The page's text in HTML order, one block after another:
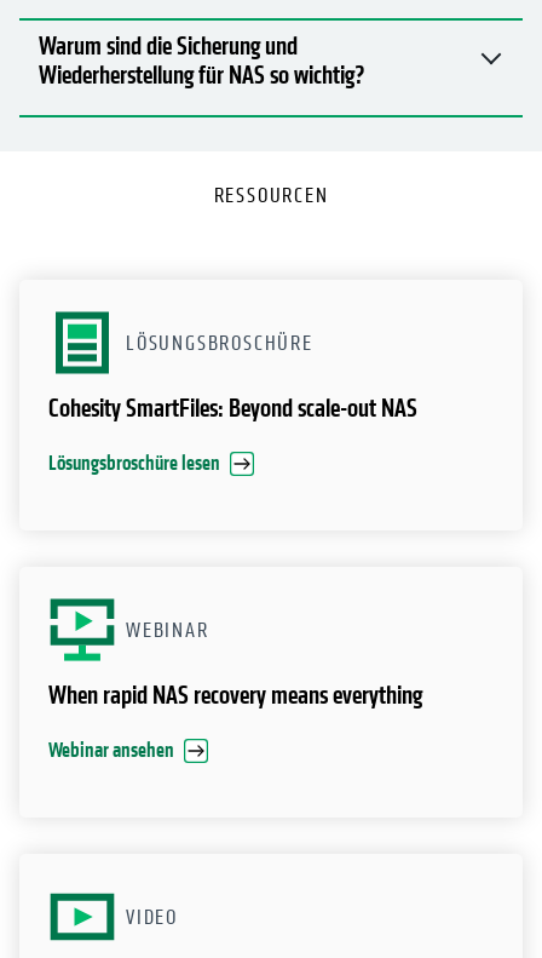
Warum sind die Sicherung und
Wiederherstellung für NAS so wichtig?
RESSOURCEN
LÖSUNGSBROSCHÜRE
Cohesity SmartFiles: Beyond scale-out NAS
Lösungsbroschüre lesen
WEBINAR
When rapid NAS recovery means everything
Webinar ansehen
VIDEO